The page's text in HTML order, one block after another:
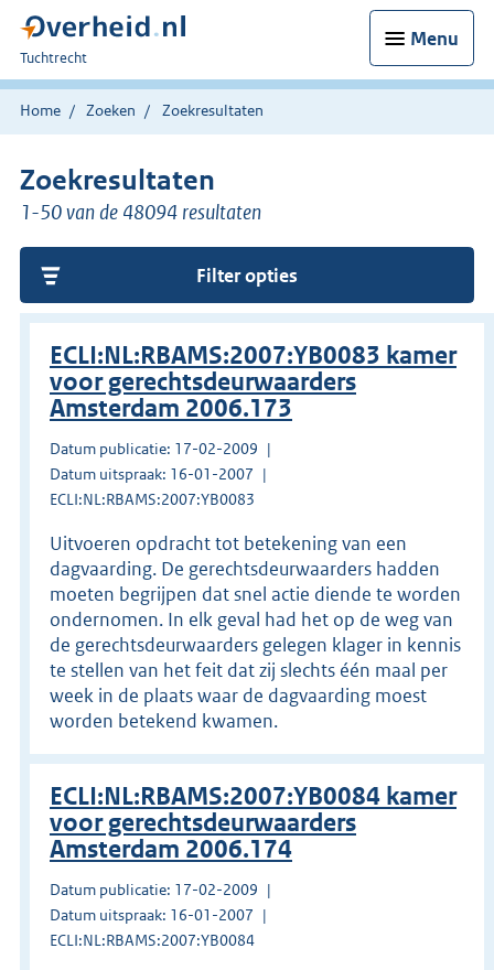
Menu
U
bent
hier:
Tuchtrecht
Home Zoeken Zoekresultaten
Zoekresultaten
1-50 van de 48094 resultaten
Filter opties
ECLI:NL:RBAMS:2007:YB0083 kamer
voor gerechtsdeurwaarders
Amsterdam 2006.173
Datum publicatie: 17-02-2009
Datum uitspraak: 16-01-2007
ECLI:NL:RBAMS:2007:YB0083
Uitvoeren opdracht tot betekening van een
dagvaarding. De gerechtsdeurwaarders hadden
moeten begrijpen dat snel actie diende te worden
ondernomen. In elk geval had het op de weg van
de gerechtsdeurwaarders gelegen klager in kennis
te stellen van het feit dat zij slechts één maal per
week in de plaats waar de dagvaarding moest
worden betekend kwamen.
ECLI:NL:RBAMS:2007:YB0084 kamer
voor gerechtsdeurwaarders
Amsterdam 2006.174
Datum publicatie: 17-02-2009
Datum uitspraak: 16-01-2007
ECLI:NL:RBAMS:2007:YB0084